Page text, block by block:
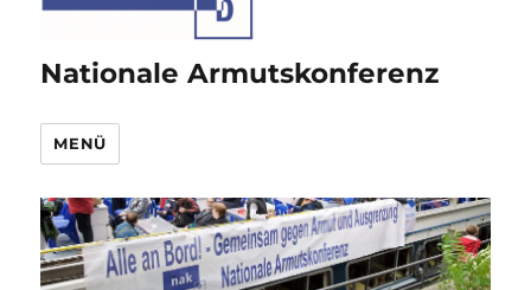
Nationale Armutskonferenz
MENÜ